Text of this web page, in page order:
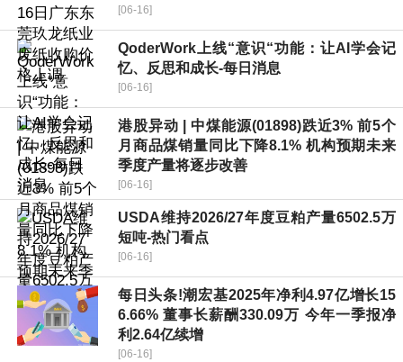
[06-16]
QoderWork上线“意识“功能：让AI学会记
忆、反思和成长-每日消息
[06-16]
港股异动 | 中煤能源(01898)跌近3% 前5个
月商品煤销量同比下降8.1% 机构预期未来
季度产量将逐步改善
[06-16]
USDA维持2026/27年度豆粕产量6502.5万
短吨-热门看点
[06-16]
每日头条!潮宏基2025年净利4.97亿增长15
6.66% 董事长薪酬330.09万 今年一季报净
利2.64亿续增
[06-16]